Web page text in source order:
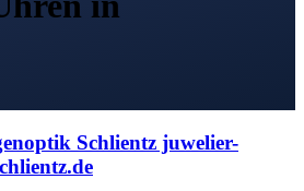
Schlientz juwelier-